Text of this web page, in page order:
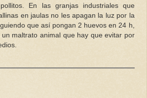
En las granjas industriales que
en jaulas no les apagan la luz por la
que así pongan 2 huevos en 24 h,
maltrato animal que hay que evitar por